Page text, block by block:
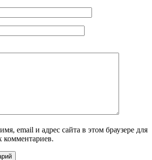
email и адрес сайта в этом браузере для